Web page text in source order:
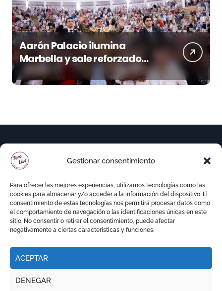
Gestionar consentimiento
Para ofrecer las mejores experiencias, utilizamos tecnologías como las
cookies para almacenar y/o acceder a la información del dispositivo. El
consentimiento de estas tecnologías nos permitirá procesar datos como
el comportamiento de navegación o las identificaciones únicas en este
sitio. No consentir o retirar el consentimiento, puede afectar
negativamente a ciertas características y funciones.
ACEPTAR
DENEGAR
Aarón Palacio ilumina
Marbella y sale reforzado
junto a Manzanares y
Morante
Copyright © Todos los derechos reservados